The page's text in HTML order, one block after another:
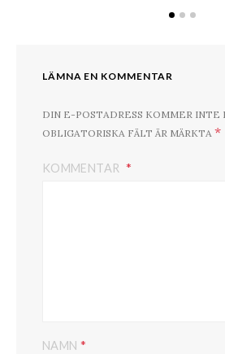
LÄMNA EN KOMMENTAR
DIN E-POSTADRESS KOMMER INTE
OBLIGATORISKA FÄLT ÄR MÄRKTA *
KOMMENTAR
NAMN *